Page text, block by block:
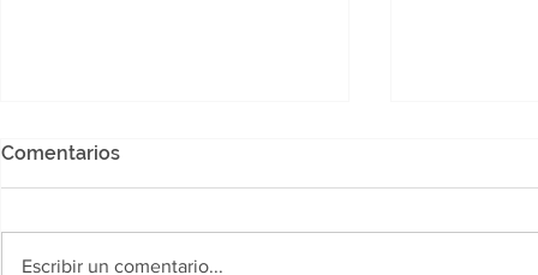
Comentarios
Escribir un comentario...